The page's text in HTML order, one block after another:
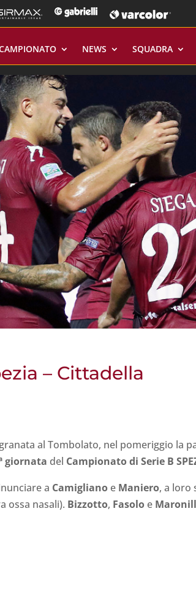
NEWS SQUADRA
– Cittadella
al Tombolato, nel pomeriggio la
giornata del Campionato di Serie B
a Camigliano e Maniero, a loro
ossa nasali). Bizzotto, Fasolo e